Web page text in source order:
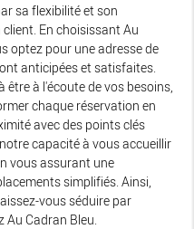
sa flexibilité et son
En choisissant Au
optez pour une adresse de
anticipées et satisfaites.
à l'écoute de vos besoins,
chaque réservation en
avec des points clés
capacité à vous accueillir
vous assurant une
simplifiés. Ainsi,
vous séduire par
Cadran Bleu.